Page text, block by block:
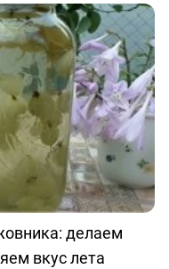
делаем
вкус лета